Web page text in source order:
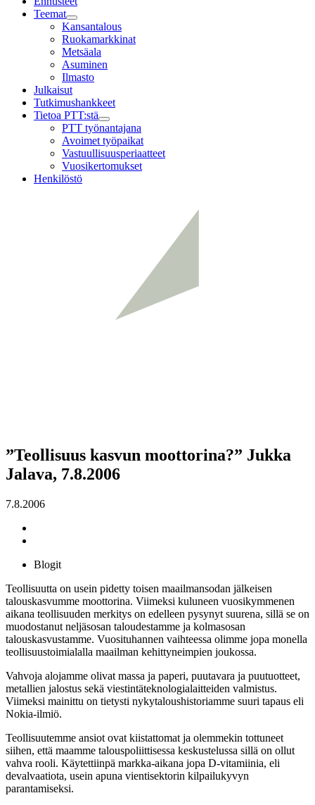
Teemat
Child
menu
Kansantalous
Ruokamarkkinat
Metsäala
Asuminen
Ilmasto
Julkaisut
Tutkimushankkeet
Tietoa PTT:stä
Child
menu
PTT työnantajana
Avoimet työpaikat
Vastuullisuusperiaatteet
Vuosikertomukset
Henkilöstö
”Teollisuus kasvun moottorina?” Jukka
Jalava, 7.8.2006
7.8.2006
Blogit
Teollisuutta on usein pidetty toisen maailmansodan jälkeisen
talouskasvumme moottorina. Viimeksi kuluneen vuosikymmenen
aikana teollisuuden merkitys on edelleen pysynyt suurena, sillä se on
muodostanut neljäsosan taloudestamme ja kolmasosan
talouskasvustamme. Vuosituhannen vaihteessa olimme jopa monella
teollisuustoimialalla maailman kehittyneimpien joukossa.
Vahvoja alojamme olivat massa ja paperi, puutavara ja puutuotteet,
metallien jalostus sekä viestintäteknologialaitteiden valmistus.
Viimeksi mainittu on tietysti nykytaloushistoriamme suuri tapaus eli
Nokia-ilmiö.
Teollisuutemme ansiot ovat kiistattomat ja olemmekin tottuneet
siihen, että maamme talouspoliittisessa keskustelussa sillä on ollut
vahva rooli. Käytettiinpä markka-aikana jopa D-vitamiinia, eli
devalvaatiota, usein apuna vientisektorin kilpailukyvyn
parantamiseksi.